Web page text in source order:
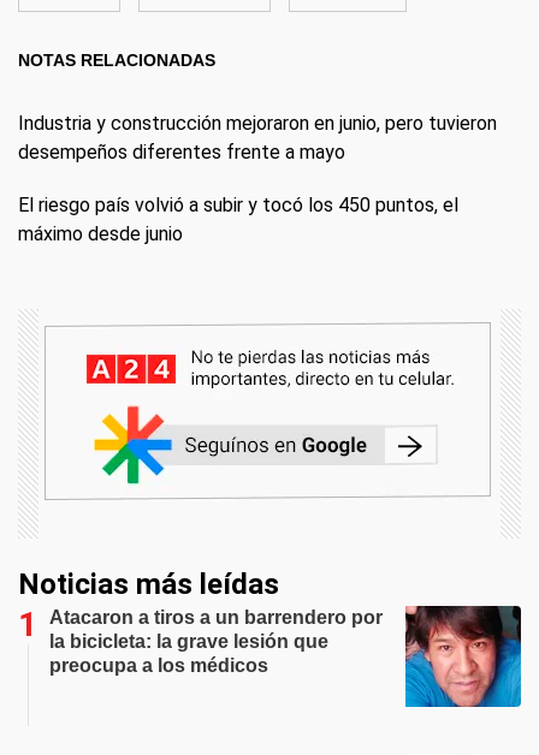
NOTAS RELACIONADAS
Industria y construcción mejoraron en junio, pero tuvieron
desempeños diferentes frente a mayo
El riesgo país volvió a subir y tocó los 450 puntos, el
máximo desde junio
Noticias más leídas
Atacaron a tiros a un barrendero por
la bicicleta: la grave lesión que
preocupa a los médicos